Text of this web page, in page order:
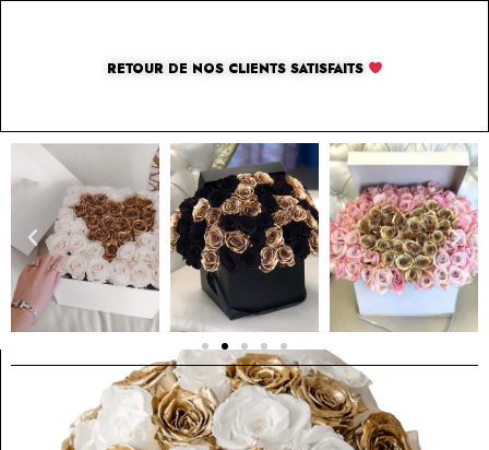
RETOUR DE NOS CLIENTS SATISFAITS